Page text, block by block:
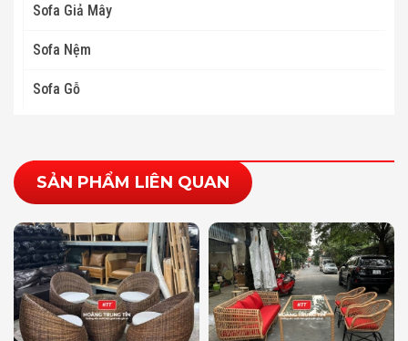
Sofa Giả Mây
Sofa Nệm
Sofa Gỗ
SẢN PHẨM LIÊN QUAN